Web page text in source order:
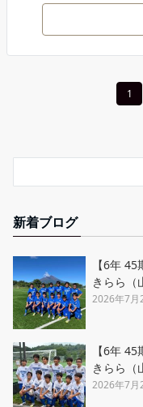
1
新着ブログ
【6年
きらら（
2026年7月
【6年
きらら（
2026年7月